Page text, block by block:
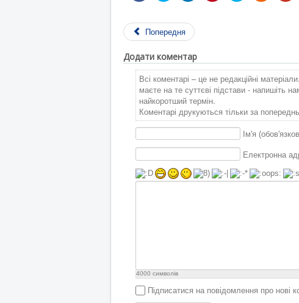
Попередня
Додати коментар
Всі коментарі – це не редакційні
маєте на те суттєві підстави - напишіть
найкоротший термін.
Коментарі друкуються тільки за
Ім'я
Електронна
4000 символів
Підписатися на повідомлення про нові